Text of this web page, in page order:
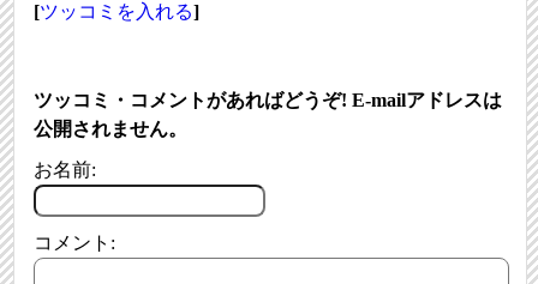
[ツッコミを入れる]
ツッコミ・コメントがあればどうぞ! E-mailアドレスは
公開されません。
お名前:
コメント: